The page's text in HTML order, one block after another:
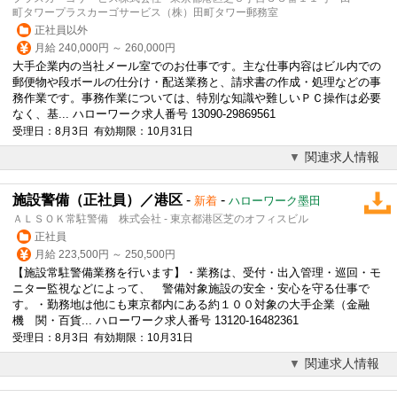
町タワープラスカーゴサービス（株）田町タワー郵務室
正社員以外
月給 240,000円 ～ 260,000円
大手企業内の当社メール室でのお仕事です。主な仕事内容はビル内での
郵便物や段ボールの仕分け・配送業務と、請求書の作成・処理などの事
務作業です。事務作業については、特別な知識や難しいＰＣ操作は必要
なく、基... ハローワーク求人番号 13090-29869561
受理日：8月3日 有効期限：10月31日
関連求人情報
施設警備（正社員）／港区 - 新着 - ハローワーク墨田
ＡＬＳＯＫ常駐警備 株式会社 - 東京都港区芝のオフィスビル
正社員
月給 223,500円 ～ 250,500円
【施設常駐警備業務を行います】・業務は、受付・出入管理・巡回・モ
ニター監視などによって、 警備対象施設の安全・安心を守る仕事で
す。・勤務地は他にも東京都内にある約１００対象の大手企業（金融
機 関・百貨... ハローワーク求人番号 13120-16482361
受理日：8月3日 有効期限：10月31日
関連求人情報